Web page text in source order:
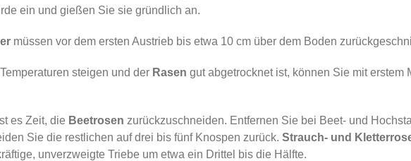
ein und gießen Sie sie gründlich an.
müssen vor dem ersten Austrieb bis etwa 10 cm über dem Boden
steigen und der Rasen gut abgetrocknet ist, kön­nen Sie mit erstem
es Zeit, die Beetrosen zurückzuschneiden. Entfernen Sie bei Beet- und
Sie die restlichen auf drei bis fünf Knospen zurück. Strauch- und
unverzweigte Triebe um etwa ein Drittel bis die Hälfte.